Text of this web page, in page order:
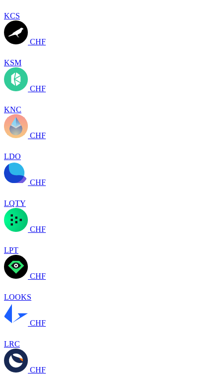
KCS
CHF
KSM
CHF
KNC
CHF
LDO
CHF
LQTY
CHF
LPT
CHF
LOOKS
CHF
LRC
CHF